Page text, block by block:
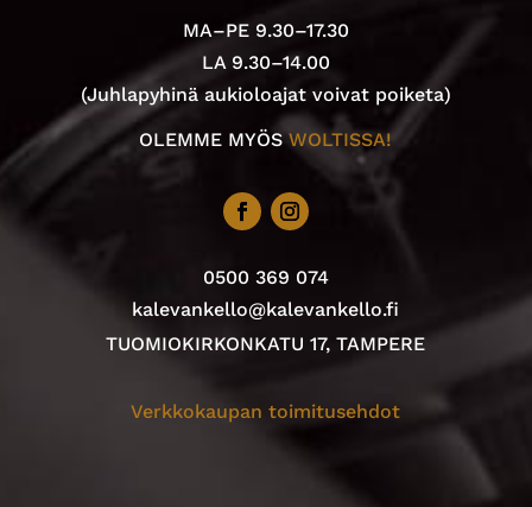
MA–PE 9.30–17.30
LA 9.30–14.00
(Juhlapyhinä aukioloajat voivat poiketa)
OLEMME MYÖSWOLTISSA!
0500 369 074
kalevankello@kalevankello.fi
TUOMIOKIRKONKATU 17, TAMPERE
Verkkokaupan toimitusehdot